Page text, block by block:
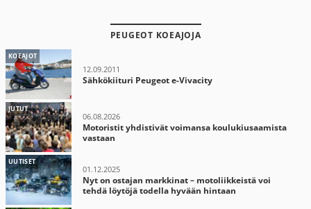
PEUGEOT KOEAJOJA
KOEAJOT
12.09.2011
Sähkökiituri Peugeot e-Vivacity
JUTUT
06.08.2026
Motoristit yhdistivät voimansa koulukiusaamista
vastaan
UUTISET
01.12.2025
Nyt on ostajan markkinat – motoliikkeistä voi
tehdä löytöjä todella hyvään hintaan